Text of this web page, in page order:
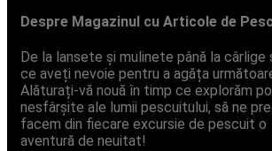
Despre Magazinul cu Articole de
De la lansete și mulinete până la cârlige
ce aveți nevoie pentru a agăța
Alăturați-vă nouă în timp ce explorăm
nesfârșite ale lumii pescuitului, să ne
facem din fiecare excursie de pescuit o
aventură de neuitat!